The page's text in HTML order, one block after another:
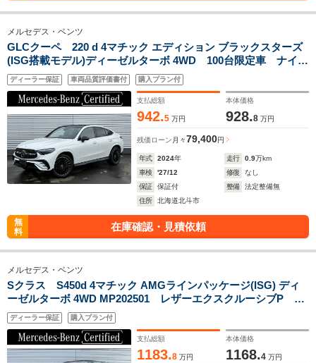
メルセデス・ベンツ
GLCクーペ 220 d 4マチック エディション ブラックスターズ
(ISG搭載モデル)ディーゼルターボ 4WD 100台限定車 ナイト
PKG ナッパレザーシート Burmester3Dサウンド パノラミ
ックスライディングルーフ AIRMATICサスペンション リア
アクスルステアリング 20インチAMGアルミホイール
HUD ベンチレーション
ディーラー保証 車両品質評価書付 購入プラン付
支払総額
942.5 万円
本体価格
928.8 万円
残価ローン 月々79,400円
年式 2024年 走行 0.9万km
車検
'27/12 修復
なし
保証
保証付 整備
法定整備無
住所
北海道北斗市
無
料
在庫確認・見積依頼
メルセデス・ベンツ
Sクラス S450d 4マチック AMGラインパッケージ(ISG) ディ
ーゼルターボ 4WD MP202501 レザーエクスクルーシブP ナ
ッパレザー Burmester3Dサラウンド ベーシックP パノラ
ミックスライディングルーフ シートベンチレーター ドライ
バーズP ARヘッドアップディスプレイ 3Dコックピットディ
スプレイ
ディーラー保証 購入プラン付
支払総額
1183.8 万円
本体価格
1168.4 万円